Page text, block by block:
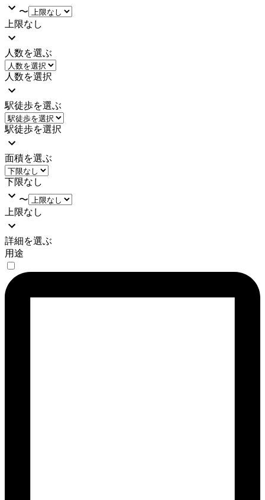
〜
上限なし
人数を選ぶ
人数を選択
駅徒歩を選ぶ
駅徒歩を選択
面積を選ぶ
下限なし
〜
上限なし
詳細を選ぶ
用途